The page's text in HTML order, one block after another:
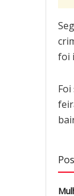
foi